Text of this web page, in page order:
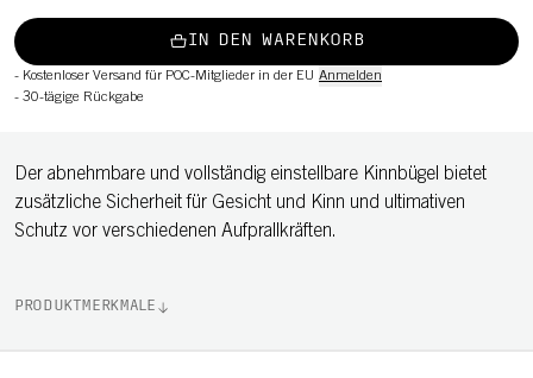
IN DEN WARENKORB
- Kostenloser Versand für POC-Mitglieder in der EU Anmelden
- 30-tägige Rückgabe
Der abnehmbare und vollständig einstellbare Kinnbügel bietet
zusätzliche Sicherheit für Gesicht und Kinn und ultimativen
Schutz vor verschiedenen Aufprallkräften.
PRODUKTMERKMALE